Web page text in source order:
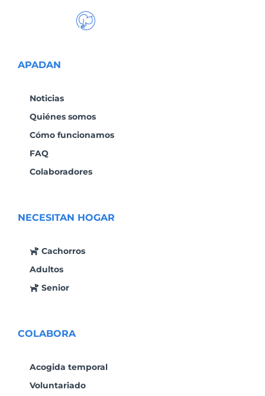
APADAN
Noticias
Quiénes somos
Cómo funcionamos
FAQ
Colaboradores
NECESITAN HOGAR
Cachorros
Adultos
Senior
COLABORA
Acogida temporal
Voluntariado